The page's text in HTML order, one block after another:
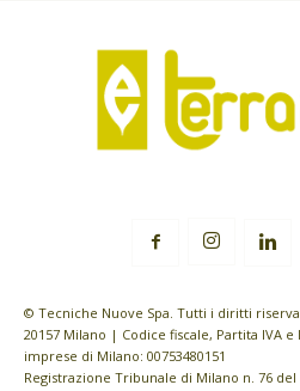
© Tecniche Nuove Spa. Tutti i diritti
20157 Milano | Codice fiscale, Partita IVA
imprese di Milano: 00753480151
Registrazione Tribunale di Milano n. 76